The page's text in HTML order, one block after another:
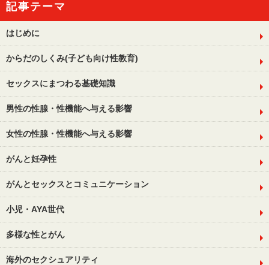
記事テーマ
はじめに
からだのしくみ(子ども向け性教育)
セックスにまつわる基礎知識
男性の性腺・性機能へ与える影響
女性の性腺・性機能へ与える影響
がんと妊孕性
がんとセックスとコミュニケーション
小児・AYA世代
多様な性とがん
海外のセクシュアリティ